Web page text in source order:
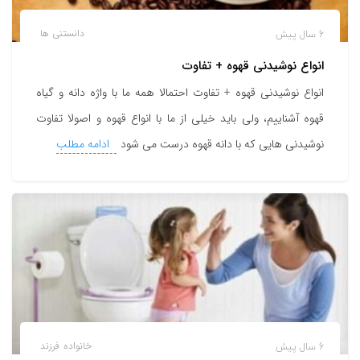
دانستنی ها 6 سال پیش
انواع نوشیدنی قهوه + تفاوت
انواع نوشیدنی قهوه + تفاوت احتمالا همه ما با واژه دانه و گیاه
قهوه آشناییم، ولی باید خیلی از ما با انواع قهوه و اصولا تفاوت
نوشیدنی هایی که با دانه قهوه درست می شود
ادامه مطلب
خانواده فرزند 6 سال پیش